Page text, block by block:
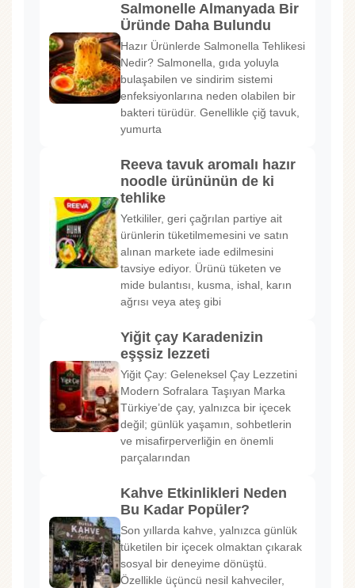
Salmonelle Almanyada Bir
Üründe Daha Bulundu
Hazır Ürünlerde Salmonella Tehlikesi
Nedir? Salmonella, gıda yoluyla
bulaşabilen ve sindirim sistemi
enfeksiyonlarına neden olabilen bir
bakteri türüdür. Genellikle çiğ tavuk,
yumurta
Reeva tavuk aromalı hazır
noodle ürününün de ki
tehlike
Yetkililer, geri çağrılan partiye ait
ürünlerin tüketilmemesini ve satın
alınan markete iade edilmesini
tavsiye ediyor. Ürünü tüketen ve
mide bulantısı, kusma, ishal, karın
ağrısı veya ateş gibi
Yiğit çay Karadenizin
eşşsiz lezzeti
Yiğit Çay: Geleneksel Çay Lezzetini
Modern Sofralara Taşıyan Marka
Türkiye’de çay, yalnızca bir içecek
değil; günlük yaşamın, sohbetlerin
ve misafirperverliğin en önemli
parçalarından
Kahve Etkinlikleri Neden
Bu Kadar Popüler?
Son yıllarda kahve, yalnızca günlük
tüketilen bir içecek olmaktan çıkarak
sosyal bir deneyime dönüştü.
Özellikle üçüncü nesil kahveciler,